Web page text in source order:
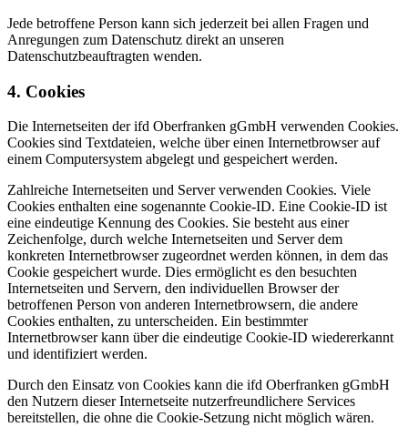
Jede betroffene Person kann sich jederzeit bei allen Fragen und
Anregungen zum Datenschutz direkt an unseren
Datenschutzbeauftragten wenden.
4. Cookies
Die Internetseiten der ifd Oberfranken gGmbH verwenden Cookies.
Cookies sind Textdateien, welche über einen Internetbrowser auf
einem Computersystem abgelegt und gespeichert werden.
Zahlreiche Internetseiten und Server verwenden Cookies. Viele
Cookies enthalten eine sogenannte Cookie-ID. Eine Cookie-ID ist
eine eindeutige Kennung des Cookies. Sie besteht aus einer
Zeichenfolge, durch welche Internetseiten und Server dem
konkreten Internetbrowser zugeordnet werden können, in dem das
Cookie gespeichert wurde. Dies ermöglicht es den besuchten
Internetseiten und Servern, den individuellen Browser der
betroffenen Person von anderen Internetbrowsern, die andere
Cookies enthalten, zu unterscheiden. Ein bestimmter
Internetbrowser kann über die eindeutige Cookie-ID wiedererkannt
und identifiziert werden.
Durch den Einsatz von Cookies kann die ifd Oberfranken gGmbH
den Nutzern dieser Internetseite nutzerfreundlichere Services
bereitstellen, die ohne die Cookie-Setzung nicht möglich wären.